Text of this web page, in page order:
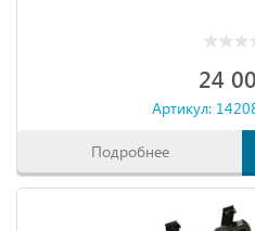
24
Артикул:
Подробнее